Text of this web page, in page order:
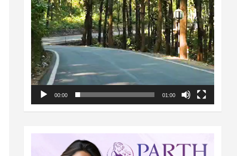
00:00 01:00